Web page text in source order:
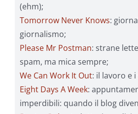
(ehm);
Tomorrow Never Knows:
giornalismo;
Please Mr Postman: strane
spam, ma mica sempre;
We Can Work It Out: il lavoro e
Eight Days A Week:
imperdibili: quando il blog